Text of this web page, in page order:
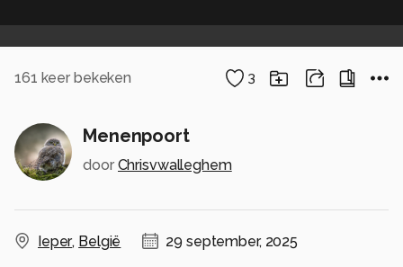
161 keer bekeken 3
Menenpoort
door Chrisvwalleghem
Ieper, België 29 september, 2025